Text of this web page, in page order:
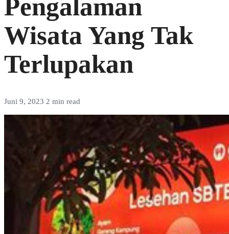
Pengalaman
Wisata Yang Tak
Terlupakan
Juni 9, 2023 2 min read